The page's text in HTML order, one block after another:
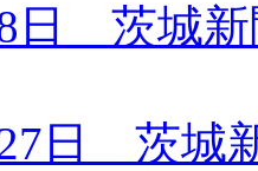
日 茨城
日 茨城